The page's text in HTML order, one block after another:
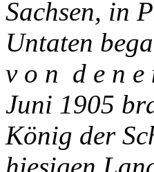
Sachsen, in
Untaten
v o n d e n
Juni 1905
König der
hiesigen